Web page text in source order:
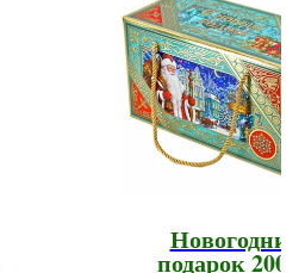
Новогодний
подарок